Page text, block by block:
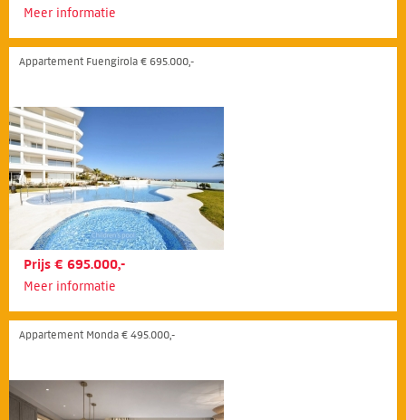
Meer informatie
Appartement Fuengirola € 695.000,-
Prijs € 695.000,-
Meer informatie
Appartement Monda € 495.000,-